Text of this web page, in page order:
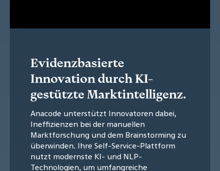
Evidenzbasierte
Innovation durch KI-
gestützte Marktintelligenz.
Anacode unterstützt Innovatoren dabei,
Ineffizienzen bei der manuellen
Marktforschung und dem Brainstorming zu
überwinden. Ihre Self-Service-Plattform
nutzt modernste KI- und NLP-
Technologien, um umfangreiche